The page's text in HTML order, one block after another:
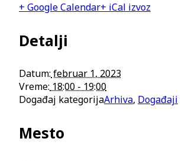
+ Google Calendar+ iCal izvoz
Detalji
Datum: februar 1, 2023
Vreme: 18:00 - 19:00
Događaj kategorijaArhiva, Događaji
Mesto